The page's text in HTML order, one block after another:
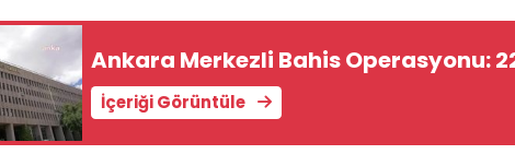
Ankara Merkezli Bahis Operasyonu:
İçeriği Görüntüle